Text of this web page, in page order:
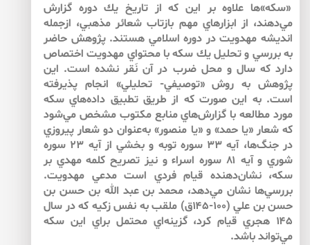
«سكه»‌ها علاوه بر اين كه از تاريخ يك دوره گزارش
مي‌دهند، از ابزارهاي مهم بازتاب شعائر مذهبي، ازجمله
انديشه مهدويت در دوره اسلامي هستند. پژوهش حاضر
به بررسي و تحليل يك سكه با محتواي مهدويت اختصاص
دارد كه سال و محل ضرب در آن نَقر نشده است. اين
پژوهش به روش «توصيفي- تحليلي» انجام پذيرفته
است. به اين صورت كه از طريق تطبيق داده‌هاي سكه
مورد مطالعه با گزارش‌هاي منابع مكتوب مشخص مي‌شود
كه شعار «يا حمد» و «يا منصور» به‌عنوان دو شعار پيروزي
در جنگ‌ها، آيه ۳۳ سوره توبه و بخشي از آيه ۲۳ سوره
شوري و آيه ۸۱ سوره اسراء و نيز تصريح كلمه مهدي بر
سكه، نشان‌دهنده قيام فردي است مدعي مهدويت.
بررسي‌ها نشان مي‌دهد، محمد بن عبد الله بن حسن بن
حسن بن علي (۱۰۰-۱۴۵ق) ملقب به نفس زكيه كه در سال
۱۴۵ هجري قيام كرد، گزينه‌اي محتمل براي اين سكه
مي‌تواند باشد.